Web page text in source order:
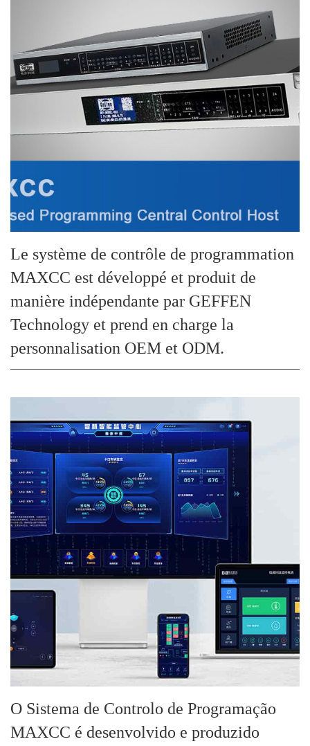
Le système de contrôle de programmation
MAXCC est développé et produit de
manière indépendante par GEFFEN
Technology et prend en charge la
personnalisation OEM et ODM.
O Sistema de Controlo de Programação
MAXCC é desenvolvido e produzido